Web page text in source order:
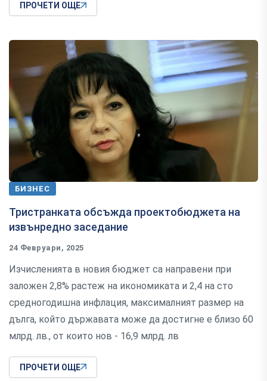
ПРОЧЕТИ ОЩЕ
БИЗНЕС
Тристранката обсъжда проектобюджета на
извънредно заседание
24 Февруари, 2025
Изчисленията в новия бюджет са направени при
заложен 2,8% растеж на икономиката и 2,4 на сто
средногодишна инфлация, максималният размер на
дълга, който държавата може да достигне е близо 60
млрд. лв., от които нов - 16,9 млрд. лв
ПРОЧЕТИ ОЩЕ